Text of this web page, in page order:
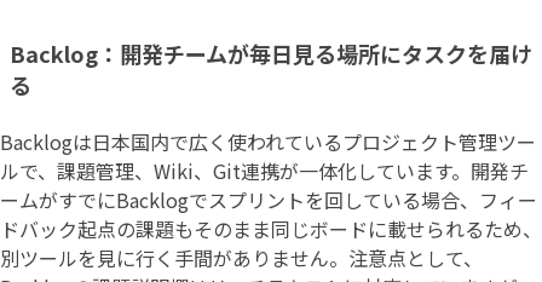
Backlog：開発チームが毎日見る場所にタスクを届け
る
Backlogは日本国内で広く使われているプロジェクト管理ツー
ルで、課題管理、Wiki、Git連携が一体化しています。開発チ
ームがすでにBacklogでスプリントを回している場合、フィー
ドバック起点の課題もそのまま同じボードに載せられるため、
別ツールを見に行く手間がありません。注意点として、